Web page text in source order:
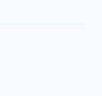
YouTubeTwitter
CodeInFaith's